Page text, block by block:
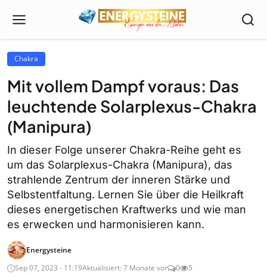
Chakra
Mit vollem Dampf voraus: Das
leuchtende Solarplexus-Chakra
(Manipura)
In dieser Folge unserer Chakra-Reihe geht es
um das Solarplexus-Chakra (Manipura), das
strahlende Zentrum der inneren Stärke und
Selbstentfaltung. Lernen Sie über die Heilkraft
dieses energetischen Kraftwerks und wie man
es erwecken und harmonisieren kann.
Energysteine
Sep 07, 2023 - 11:19Aktualisiert: 7 Monate vor 0 5